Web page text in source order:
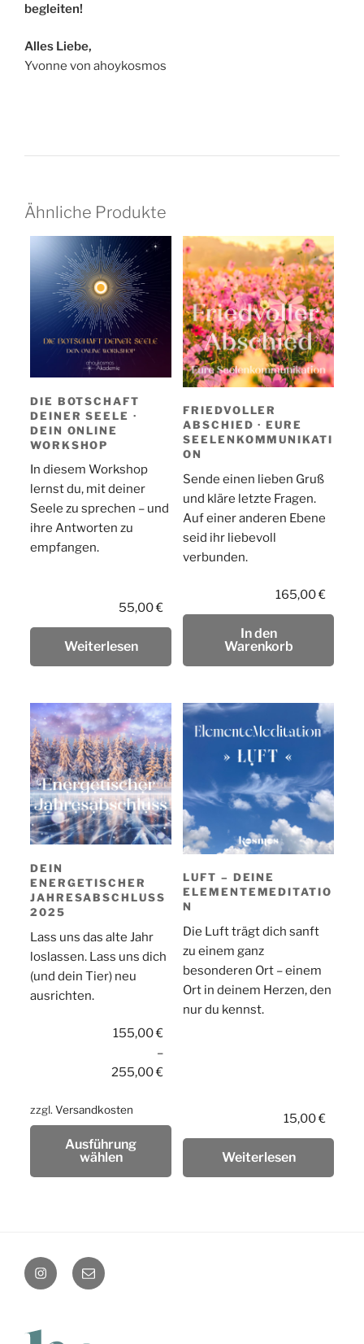
begleiten!
Alles Liebe,
Yvonne von ahoykosmos
Ähnliche Produkte
DIE BOTSCHAFT
DEINER SEELE ·
DEIN ONLINE
WORKSHOP
In diesem Workshop
lernst du, mit deiner
Seele zu sprechen – und
ihre Antworten zu
empfangen.
55,00€
Weiterlesen
FRIEDVOLLER
ABSCHIED · EURE
SEELENKOMMUNIKATI
ON
Sende einen lieben Gruß
und kläre letzte Fragen.
Auf einer anderen Ebene
seid ihr liebevoll
verbunden.
165,00€
In den
Warenkorb
DEIN
ENERGETISCHER
JAHRESABSCHLUSS
2025
Lass uns das alte Jahr
loslassen. Lass uns dich
(und dein Tier) neu
ausrichten.
155,00€
–
255,00€
zzgl. Versandkosten
Ausführung
wählen
Dieses
Produkt
weist
mehrere
Varianten
auf.
Die
Optionen
können
auf
der
gewählt
werden
LUFT – DEINE
ELEMENTEMEDITATIO
N
Die Luft trägt dich sanft
zu einem ganz
besonderen Ort – einem
Ort in deinem Herzen, den
nur du kennst.
15,00€
Weiterlesen
instagramMail